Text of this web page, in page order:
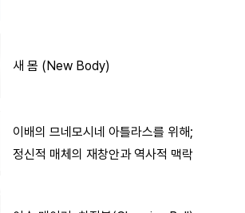
새 몸 (New Body)
이배의 므네모시네 아틀라스를 위해;
정신적 매체의 재창안과 역사적 맥락